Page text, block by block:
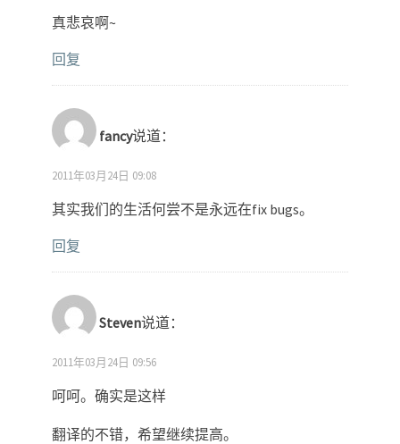
真悲哀啊~
回复
fancy说道：
2011年03月24日 09:08
其实我们的生活何尝不是永远在fix bugs。
回复
Steven说道：
2011年03月24日 09:56
呵呵。确实是这样
翻译的不错，希望继续提高。